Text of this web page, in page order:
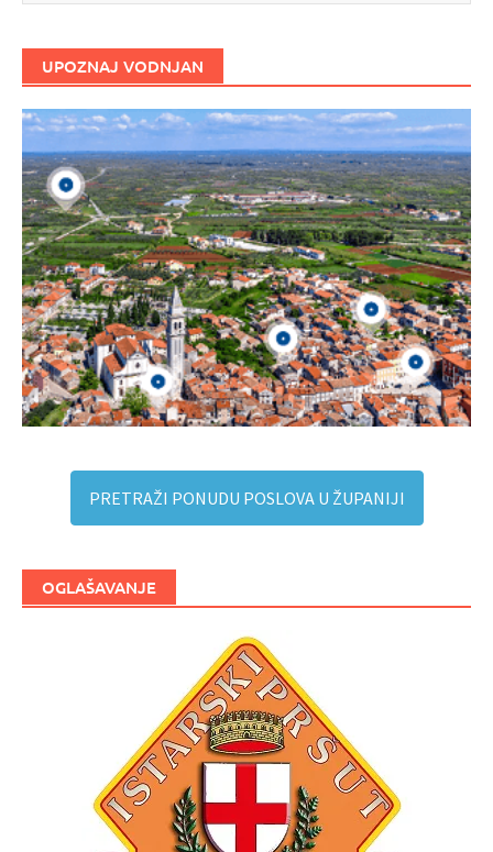
UPOZNAJ VODNJAN
PRETRAŽI PONUDU POSLOVA U ŽUPANIJI
OGLAŠAVANJE